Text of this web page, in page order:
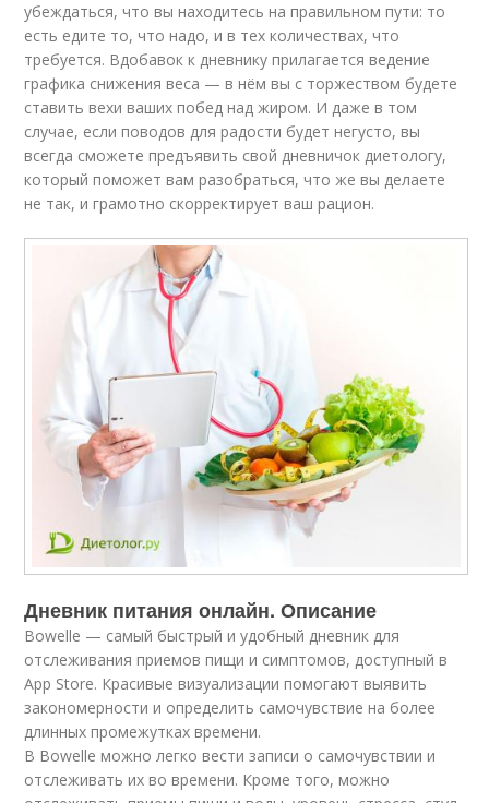
убеждаться, что вы находитесь на правильном пути: то
есть едите то, что надо, и в тех количествах, что
требуется. Вдобавок к дневнику прилагается ведение
графика снижения веса — в нём вы с торжеством будете
ставить вехи ваших побед над жиром. И даже в том
случае, если поводов для радости будет негусто, вы
всегда сможете предъявить свой дневничок диетологу,
который поможет вам разобраться, что же вы делаете
не так, и грамотно скорректирует ваш рацион.
Дневник питания онлайн. Описание
Bowelle — самый быстрый и удобный дневник для
отслеживания приемов пищи и симптомов, доступный в
App Store. Красивые визуализации помогают выявить
закономерности и определить самочувствие на более
длинных промежутках времени.
В Bowelle можно легко вести записи о самочувствии и
отслеживать их во времени. Кроме того, можно